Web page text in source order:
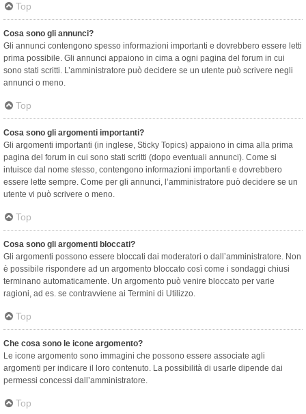
Top
Cosa sono gli annunci?
Gli annunci contengono spesso informazioni importanti e dovrebbero essere letti
prima possibile. Gli annunci appaiono in cima a ogni pagina del forum in cui
sono stati scritti. L’amministratore può decidere se un utente può scrivere negli
annunci o meno.
Top
Cosa sono gli argomenti importanti?
Gli argomenti importanti (in inglese, Sticky Topics) appaiono in cima alla prima
pagina del forum in cui sono stati scritti (dopo eventuali annunci). Come si
intuisce dal nome stesso, contengono informazioni importanti e dovrebbero
essere lette sempre. Come per gli annunci, l’amministratore può decidere se un
utente vi può scrivere o meno.
Top
Cosa sono gli argomenti bloccati?
Gli argomenti possono essere bloccati dai moderatori o dall’amministratore. Non
è possibile rispondere ad un argomento bloccato così come i sondaggi chiusi
terminano automaticamente. Un argomento può venire bloccato per varie
ragioni, ad es. se contravviene ai Termini di Utilizzo.
Top
Che cosa sono le icone argomento?
Le icone argomento sono immagini che possono essere associate agli
argomenti per indicare il loro contenuto. La possibilità di usarle dipende dai
permessi concessi dall’amministratore.
Top